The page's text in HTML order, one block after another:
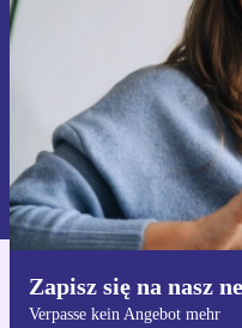
Zapisz się na nasz
Verpasse kein Angebot mehr
Informacje na temat
naszej
Polityce prywatności
Dla